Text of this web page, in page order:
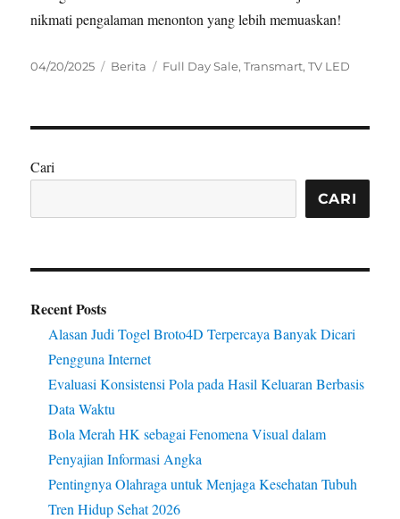
nikmati pengalaman menonton yang lebih memuaskan!
Posted
04/20/2025 Categories
Berita Tags
Full Day Sale,Transmart,TV LED
Cari
CARI
Recent Posts
Alasan Judi Togel Broto4D Terpercaya Banyak Dicari
Pengguna Internet
Evaluasi Konsistensi Pola pada Hasil Keluaran Berbasis
Data Waktu
Bola Merah HK sebagai Fenomena Visual dalam
Penyajian Informasi Angka
Pentingnya Olahraga untuk Menjaga Kesehatan Tubuh
Tren Hidup Sehat 2026